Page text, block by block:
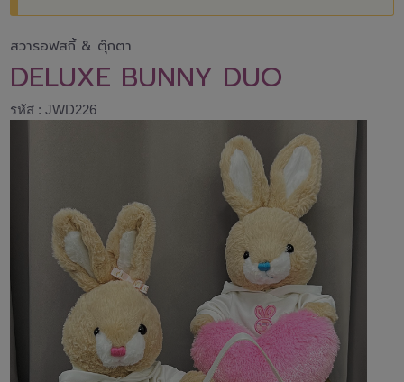
สวารอฟสกี้ & ตุ๊กตา
DELUXE BUNNY DUO
รหัส : JWD226